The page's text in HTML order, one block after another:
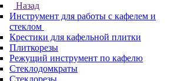
Назад
Инструмент для работы с кафелем и
стеклом
Крестики для кафельной плитки
Плиткорезы
Режущий инструмент по кафелю
Стеклодомкраты
Стеклорезы